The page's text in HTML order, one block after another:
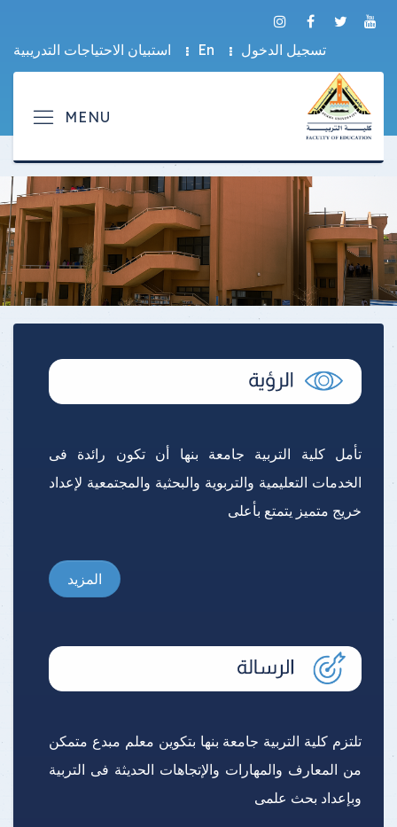
تسجيل الدخول En استبيان الاحتياجات التدريبية
تأمل كلية التربية جامعة بنها أن تكون رائدة فى
الخدمات التعليمية والتربوية والبحثية والمجتمعية لإعداد
خريج متميز يتمتع بأعلى
المزيد
تلتزم كلية التربية جامعة بنها بتكوين معلم مبدع متمكن
من المعارف والمهارات والإتجاهات الحديثة فى التربية
وبإعداد بحث علمى